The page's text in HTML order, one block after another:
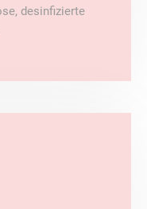
desinfizierte